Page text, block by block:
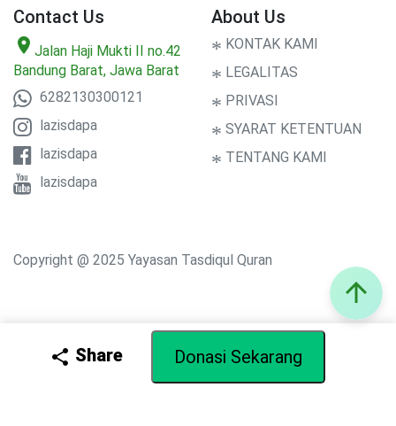
share Share Donasi Sekarang
Contact Us
location_on Jalan Haji Mukti II no.42
Bandung Barat, Jawa Barat
6282130300121
lazisdapa
lazisdapa
lazisdapa
About Us
* KONTAK KAMI
* LEGALITAS
* PRIVASI
* SYARAT KETENTUAN
* TENTANG KAMI
Copyright @ 2025 Yayasan Tasdiqul Quran
arrow_upward